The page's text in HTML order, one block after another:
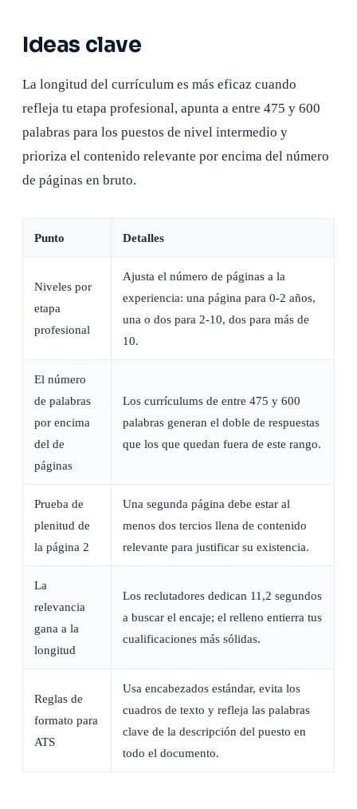
Ideas clave
La longitud del currículum es más eficaz cuando
refleja tu etapa profesional, apunta a entre 475 y 600
palabras para los puestos de nivel intermedio y
prioriza el contenido relevante por encima del número
de páginas en bruto.
Punto Detalles
Niveles por
etapa
profesional
Ajusta el número de páginas a la
experiencia: una página para 0-2 años,
una o dos para 2-10, dos para más de
10.
El número
de palabras
por encima
del de
páginas
Los currículums de entre 475 y 600
palabras generan el doble de respuestas
que los que quedan fuera de este rango.
Prueba de
plenitud de
la página 2
Una segunda página debe estar al
menos dos tercios llena de contenido
relevante para justificar su existencia.
La
relevancia
gana a la
longitud
Los reclutadores dedican 11,2 segundos
a buscar el encaje; el relleno entierra tus
cualificaciones más sólidas.
Reglas de
formato para
ATS
Usa encabezados estándar, evita los
cuadros de texto y refleja las palabras
clave de la descripción del puesto en
todo el documento.